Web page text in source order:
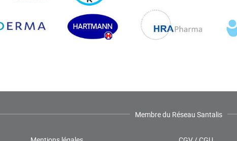
Membre du Réseau Santalis